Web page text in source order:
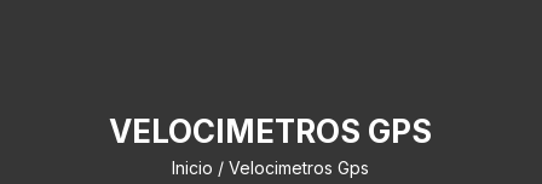
VELOCIMETROS GPS
Inicio / Velocimetros Gps